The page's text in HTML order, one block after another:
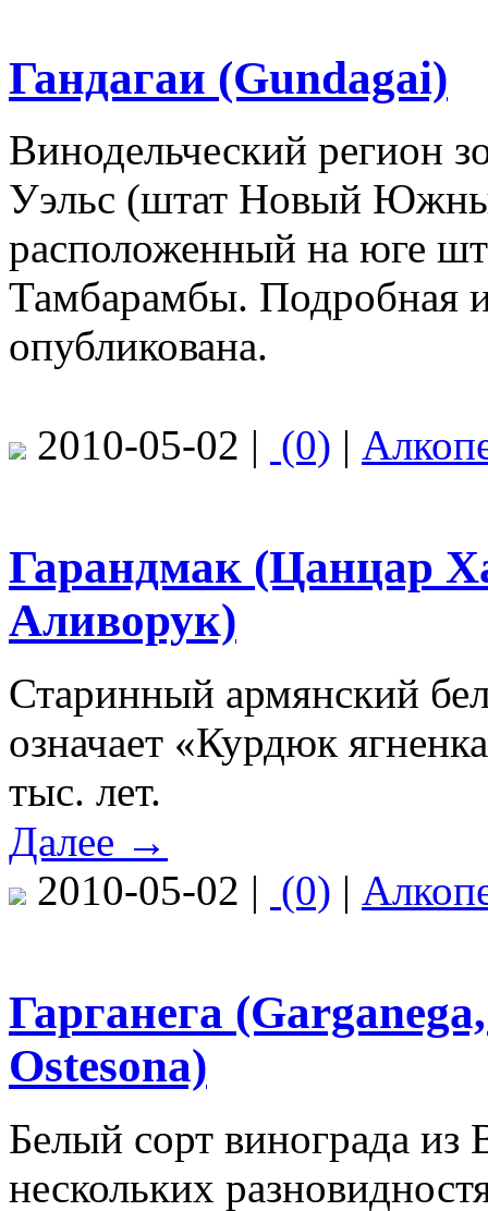
Гандагаи (Gundagai)
Винодельческий
Уэльс (штат Новый
расположенный на юге
Тамбарамбы. Подробная
опубликована.
2010-05-02 | (0) |
Гарандмак (Цанцар
Аливорук)
Старинный армянский
означает «Курдюк
тыс. лет.
Далее →
2010-05-02 | (0) |
Гарганега
Ostesona)
Белый сорт винограда из
нескольких